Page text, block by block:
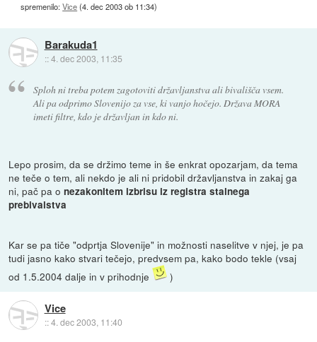
spremenilo:Vice(4. dec 2003 ob 11:34)
Barakuda1
::4. dec 2003, 11:35
Sploh ni treba potem zagotoviti državljanstva ali bivališča vsem.
Ali pa odprimo Slovenijo za vse, ki vanjo hočejo. Država MORA
imeti filtre, kdo je državljan in kdo ni.
Lepo prosim, da se držimo teme in še enkrat opozarjam, da tema
ne teče o tem, ali nekdo je ali ni pridobil državljanstva in zakaj ga
ni, pač pa onezakonitem izbrisu iz registra stalnega
prebivalstva
Kar se pa tiče "odprtja Slovenije" in možnosti naselitve v njej, je pa
tudi jasno kako stvari tečejo, predvsem pa, kako bodo tekle (vsaj
od 1.5.2004 dalje in v prihodnje
)
Vice
::4. dec 2003, 11:40